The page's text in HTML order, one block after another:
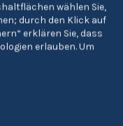
wählen Sie,
durch den Klick auf
erklären Sie, dass
erlauben.Um